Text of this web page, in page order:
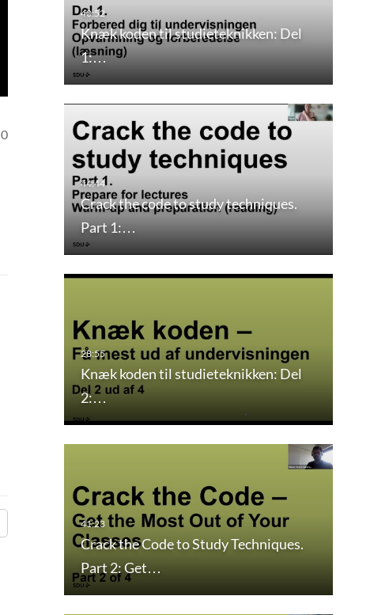
0
Knæk koden til studieteknikken: Del
1:…
Crack the code to study techniques.
Part 1:…
Knæk koden til studieteknikken: Del
2:…
Crack the Code to Study Techniques.
Part 2: Get…